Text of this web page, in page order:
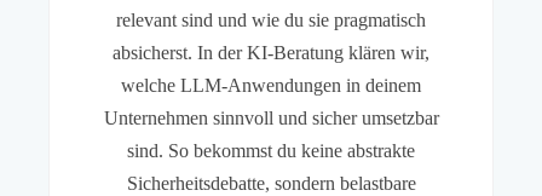
relevant sind und wie du sie pragmatisch
absicherst. In der KI-Beratung klären wir,
welche LLM-Anwendungen in deinem
Unternehmen sinnvoll und sicher umsetzbar
sind. So bekommst du keine abstrakte
Sicherheitsdebatte, sondern belastbare